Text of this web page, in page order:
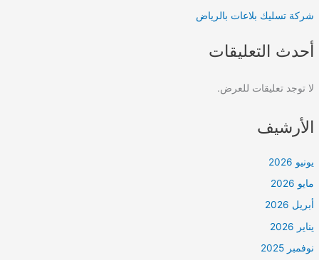
شركة تسليك بلاعات بالرياض
أحدث التعليقات
لا توجد تعليقات للعرض.
الأرشيف
يونيو 2026
مايو 2026
أبريل 2026
يناير 2026
نوفمبر 2025